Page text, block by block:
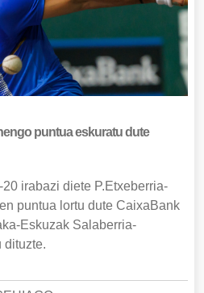
puntua eskuratu dute
irabazi diete P.Etxeberria-
puntua lortu dute CaixaBank
Eskuzak Salaberria-
dituzte.